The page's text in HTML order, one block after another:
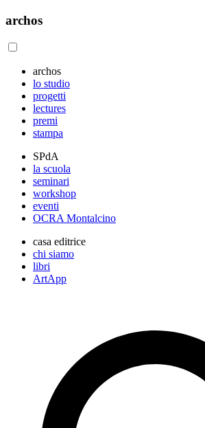
archos
archos
lo studio
progetti
lectures
premi
stampa
SPdA
la scuola
seminari
workshop
eventi
OCRA Montalcino
casa editrice
chi siamo
libri
ArtApp